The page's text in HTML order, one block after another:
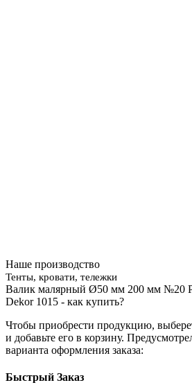
Наше производство
Тенты, кровати, тележки
Валик малярный Ø50 мм 200 мм №20
Dekor 1015 - как купить?
Чтобы приобрести продукцию,
и добавьте его в корзину.
варианта оформления заказа:
Быстрый Заказ